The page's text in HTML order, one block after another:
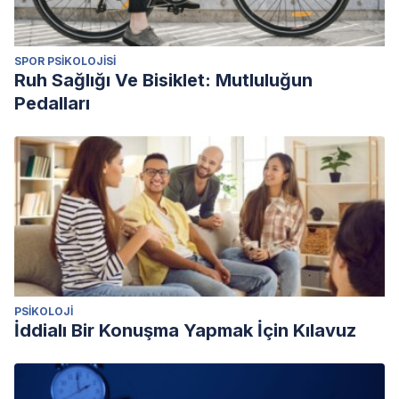
SPOR PSIKOLOJISI
Ruh Sağlığı Ve Bisiklet: Mutluluğun
Pedalları
PSIKOLOJI
İddialı Bir Konuşma Yapmak İçin Kılavuz